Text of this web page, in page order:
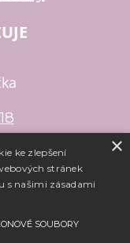
×
ke zlepšení
stránek
s našimi zásadami
SOUBORY